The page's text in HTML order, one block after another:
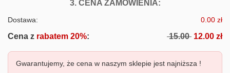
3. CENA ZAMÓWIENIA:FOTOTAPETY
Dostawa: 0.00 zł
Cena z rabatem 20%: 15.00 12.00 zł
Gwarantujemy, że cena w naszym sklepie jest najniższa !